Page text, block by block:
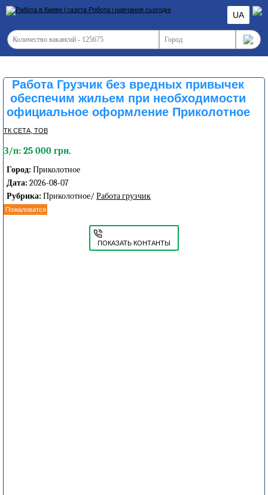
UA
Работа Грузчик без вредных привычек
обеспечим жильем при необходимости
официальное оформление Приколотное
ТК СЕТА, ТОВ
З/п: 25 000 грн.
Город: Приколотное
Дата: 2026-08-07
Рубрика: Приколотное/ Работа грузчик
Пожаловатся
ПОКАЗАТЬ КОНТАНТЫ